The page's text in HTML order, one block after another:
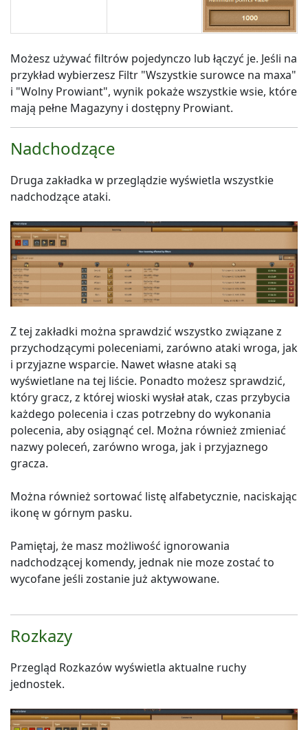
Możesz używać filtrów pojedynczo lub łączyć je. Jeśli na
przykład wybierzesz Filtr "Wszystkie surowce na maxa"
i "Wolny Prowiant", wynik pokaże wszystkie wsie, które
mają pełne Magazyny i dostępny Prowiant.
Nadchodzące
Druga zakładka w przeglądzie wyświetla wszystkie
nadchodzące ataki.
Z tej zakładki można sprawdzić wszystko związane z
przychodzącymi poleceniami, zarówno ataki wroga, jak
i przyjazne wsparcie. Nawet własne ataki są
wyświetlane na tej liście. Ponadto możesz sprawdzić,
który gracz, z której wioski wysłał atak, czas przybycia
każdego polecenia i czas potrzebny do wykonania
polecenia, aby osiągnąć cel. Można również zmieniać
nazwy poleceń, zarówno wroga, jak i przyjaznego
gracza.
Można również sortować listę alfabetycznie, naciskając
ikonę w górnym pasku.
Pamiętaj, że masz możliwość ignorowania
nadchodzącej komendy, jednak nie moze zostać to
wycofane jeśli zostanie już aktywowane.
Rozkazy
Przegląd Rozkazów wyświetla aktualne ruchy
jednostek.